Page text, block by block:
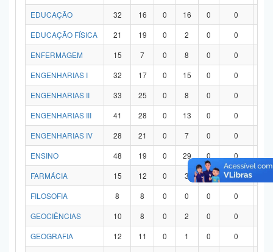
EDUCAÇÃO
32 16 0 16 0 0
EDUCAÇÃO FÍSICA
21 19 0 2 0 0
ENFERMAGEM
15 7 0 8 0 0
ENGENHARIAS I
32 17 0 15 0 0
ENGENHARIAS II
33 25 0 8 0 0
ENGENHARIAS III
41 28 0 13 0 0
ENGENHARIAS IV
28 21 0 7 0 0
ENSINO
48 19 0 29 0 0
FARMÁCIA
15 12 0 3 0 0
FILOSOFIA
8 8 0 0 0 0
GEOCIÊNCIAS
10 8 0 2 0 0
GEOGRAFIA
12 11 0 1 0 0